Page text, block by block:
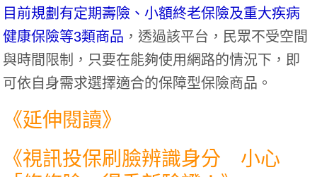
目前規劃有定期壽險、小額終老保險及重大疾病
健康保險等3類商品 ，透過該平台，民眾不受空間
與時間限制，只要在能夠使用網路的情況下，即
可依自身需求選擇適合的保障型保險商品。
《延伸閱讀》
《視訊投保刷臉辨識身分 小心